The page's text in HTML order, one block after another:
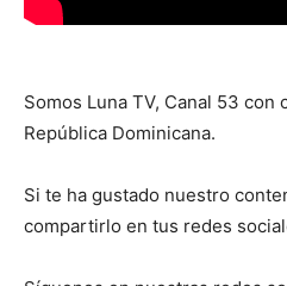
Somos Luna TV, Canal 53 con
República Dominicana.
Si te ha gustado nuestro
compartirlo en tus redes